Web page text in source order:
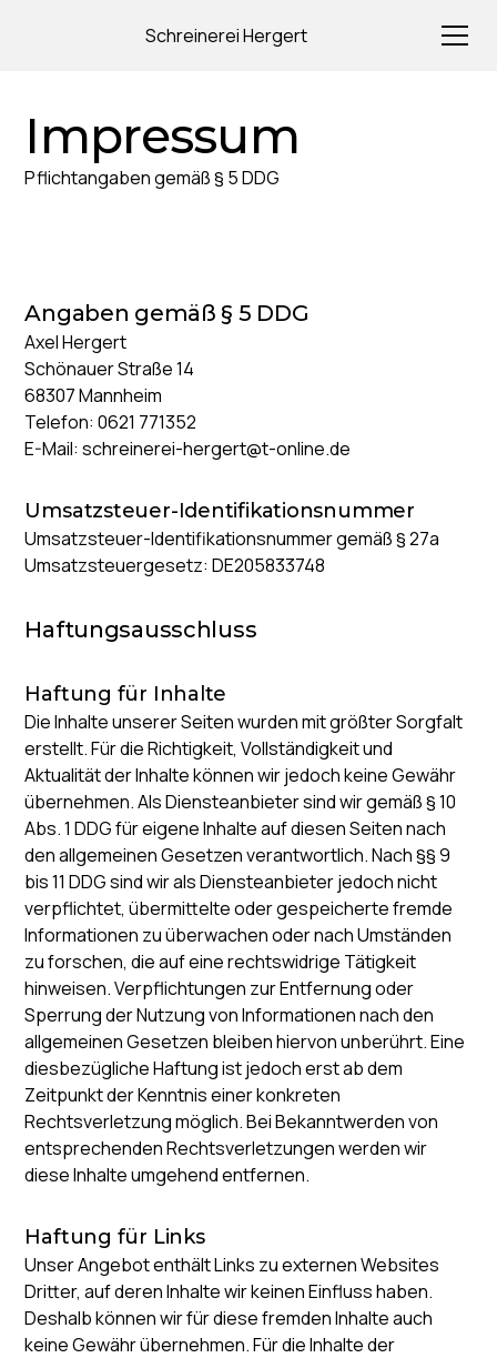
Schreinerei Hergert
Impressum
Pflichtangaben gemäß § 5 DDG
Angaben gemäß § 5 DDG
Axel Hergert
Schönauer Straße 14
68307 Mannheim
Telefon: 0621 771352
E-Mail: schreinerei-hergert@t-online.de
Umsatzsteuer-Identifikationsnummer
Umsatzsteuer-Identifikationsnummer gemäß § 27a
Umsatzsteuergesetz: DE205833748
Haftungsausschluss
Haftung für Inhalte
Die Inhalte unserer Seiten wurden mit größter Sorgfalt
erstellt. Für die Richtigkeit, Vollständigkeit und
Aktualität der Inhalte können wir jedoch keine Gewähr
übernehmen. Als Diensteanbieter sind wir gemäß § 10
Abs. 1 DDG für eigene Inhalte auf diesen Seiten nach
den allgemeinen Gesetzen verantwortlich. Nach §§ 9
bis 11 DDG sind wir als Diensteanbieter jedoch nicht
verpflichtet, übermittelte oder gespeicherte fremde
Informationen zu überwachen oder nach Umständen
zu forschen, die auf eine rechtswidrige Tätigkeit
hinweisen. Verpflichtungen zur Entfernung oder
Sperrung der Nutzung von Informationen nach den
allgemeinen Gesetzen bleiben hiervon unberührt. Eine
diesbezügliche Haftung ist jedoch erst ab dem
Zeitpunkt der Kenntnis einer konkreten
Rechtsverletzung möglich. Bei Bekanntwerden von
entsprechenden Rechtsverletzungen werden wir
diese Inhalte umgehend entfernen.
Haftung für Links
Unser Angebot enthält Links zu externen Websites
Dritter, auf deren Inhalte wir keinen Einfluss haben.
Deshalb können wir für diese fremden Inhalte auch
keine Gewähr übernehmen. Für die Inhalte der